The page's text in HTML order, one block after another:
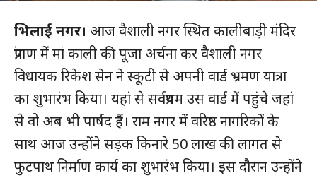
भिलाई नगर। आज वैशाली नगर स्थित कालीबाड़ी मंदिर
प्रांगण में मां काली की पूजा अर्चना कर वैशाली नगर
विधायक रिकेश सेन ने स्कूटी से अपनी वार्ड भ्रमण यात्रा
का शुभारंभ किया। यहां से सर्वप्रथम उस वार्ड में पहुंचे जहां
से वो अब भी पार्षद हैं। राम नगर में वरिष्ठ नागरिकों के
साथ आज उन्होंने सड़क किनारे 50 लाख की लागत से
फुटपाथ निर्माण कार्य का शुभारंभ किया। इस दौरान उन्होंने